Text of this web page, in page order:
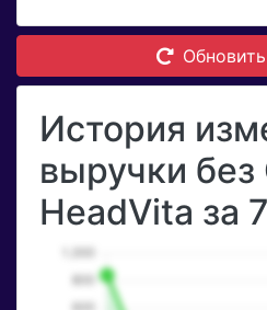
История
выручки
HeadVita за